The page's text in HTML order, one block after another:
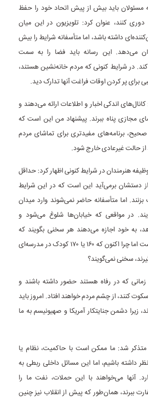
مسئولان باید بیش از پیش اتحاد خود را حفظ
دوری کنند، عنوان کرد: تلویزیون در این میان
داشته باشد، اما متأسفانه شرایط را بیش
می‌دهد. این رسانه باید فضا را به سمت
در شرایط کنونی که مردم خانه‌نشین هستند،
برای پر کردن اوقات فراغت آنها تدارک دید.
اندکی اخبار و اطلاعات ارائه می‌دهند و
مجازی پناه ببرند. پیشنهاد من این است که
برنامه‌های مفیدتری برای تماشای مردم
از حالت غیرعادی خارج شود.
وظیفه هنرمندان در شرایط کنونی اظهار کرد: حداقل
دستشان برمی‌آید این است که در این شرایط
اما متأسفانه حاضر نمی‌شوند وارد میدان
در مواقعی که خیابان‌ها شلوغ می‌شود و
به خود اجازه می‌دهند هر سخنی بگویند که
اغلب نیز نادرست است اما چرا اکنون که ۱۶۰ یا ۱۷۰ کودک در مدرسه‌ای
سخنی نمی‌گویند؟
که در رفاه هستند حضور داشته باشند و
کنند، از چشم مردم خواهند افتاد. امروز باید
دشمن جنایتکار آمریکا و صهیونیسم به ما
شد: ما ممکن است با حاکمیت، نظام یا
داشته باشیم، اما این مسائل داخلی ربطی به
آنها می‌خواهند با این حملات، نفت ما را
ببرند، همان‌طور که پیش از انقلاب نیز چنین